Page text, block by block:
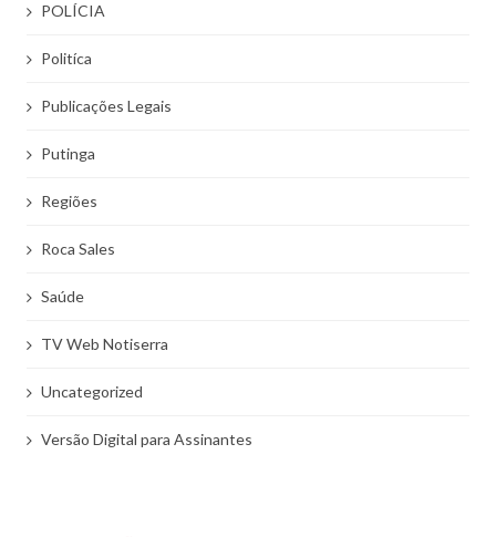
POLÍCIA
Politíca
Publicações Legais
Putinga
Regiões
Roca Sales
Saúde
TV Web Notiserra
Uncategorized
Versão Digital para Assinantes